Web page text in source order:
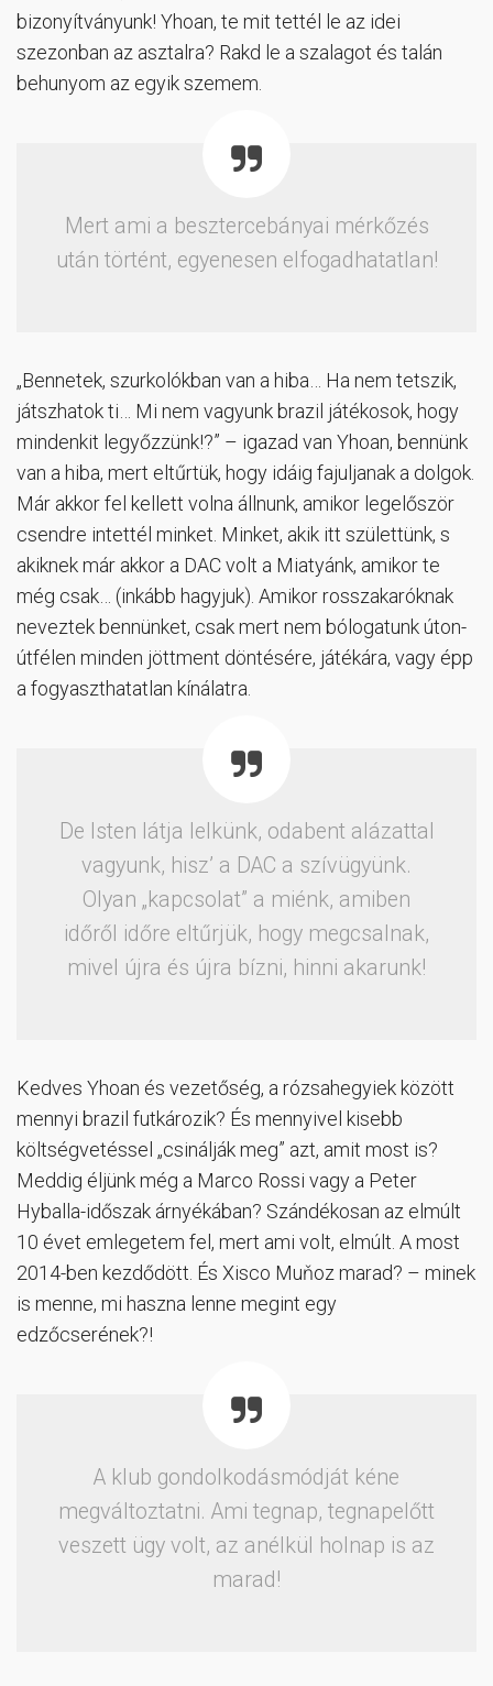
bizonyítványunk! Yhoan, te mit tettél le az idei
szezonban az asztalra? Rakd le a szalagot és talán
behunyom az egyik szemem.
Mert ami a besztercebányai mérkőzés
után történt, egyenesen elfogadhatatlan!
„Bennetek, szurkolókban van a hiba… Ha nem tetszik,
játszhatok ti… Mi nem vagyunk brazil játékosok, hogy
mindenkit legyőzzünk!?” – igazad van Yhoan, bennünk
van a hiba, mert eltűrtük, hogy idáig fajuljanak a dolgok.
Már akkor fel kellett volna állnunk, amikor legelőször
csendre intettél minket. Minket, akik itt születtünk, s
akiknek már akkor a DAC volt a Miatyánk, amikor te
még csak… (inkább hagyjuk). Amikor rosszakaróknak
neveztek bennünket, csak mert nem bólogatunk úton-
útfélen minden jöttment döntésére, játékára, vagy épp
a fogyaszthatatlan kínálatra.
De Isten látja lelkünk, odabent alázattal
vagyunk, hisz’ a DAC a szívügyünk.
Olyan „kapcsolat” a miénk, amiben
időről időre eltűrjük, hogy megcsalnak,
mivel újra és újra bízni, hinni akarunk!
Kedves Yhoan és vezetőség, a rózsahegyiek között
mennyi brazil futkározik? És mennyivel kisebb
költségvetéssel „csinálják meg” azt, amit most is?
Meddig éljünk még a Marco Rossi vagy a Peter
Hyballa-időszak árnyékában? Szándékosan az elmúlt
10 évet emlegetem fel, mert ami volt, elmúlt. A most
2014-ben kezdődött. És Xisco Muňoz marad? – minek
is menne, mi haszna lenne megint egy
edzőcserének?!
A klub gondolkodásmódját kéne
megváltoztatni. Ami tegnap, tegnapelőtt
veszett ügy volt, az anélkül holnap is az
marad!